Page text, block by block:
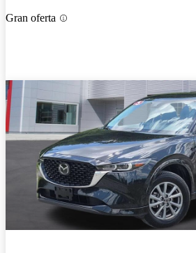
Gran oferta